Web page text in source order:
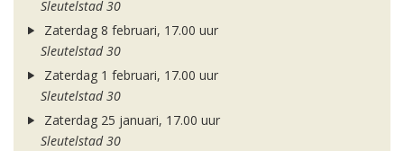
Sleutelstad 30
Zaterdag 8 februari, 17.00 uur
Sleutelstad 30
Zaterdag 1 februari, 17.00 uur
Sleutelstad 30
Zaterdag 25 januari, 17.00 uur
Sleutelstad 30